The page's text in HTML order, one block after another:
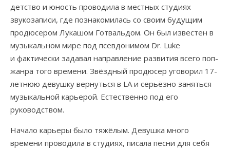
детство и юность проводила в местных студиях
звукозаписи, где познакомилась со своим будущим
продюсером Лукашом Готвальдом. Он был известен в
музыкальном мире под псевдонимом Dr. Luke
и фактически задавал направление развития всего поп-
жанра того времени. Звёздный продюсер уговорил 17-
летнюю девушку вернуться в LA и серьёзно заняться
музыкальной карьерой. Естественно под его
руководством.
Начало карьеры было тяжёлым. Девушка много
времени проводила в студиях, писала песни для себя